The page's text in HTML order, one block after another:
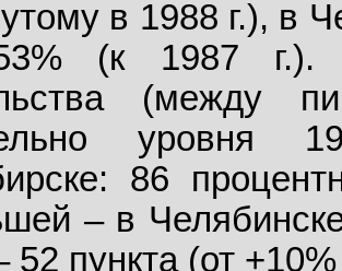
в 1988 г.), в
(к 1987 г.).
(между
86
– в
52 пункта (от